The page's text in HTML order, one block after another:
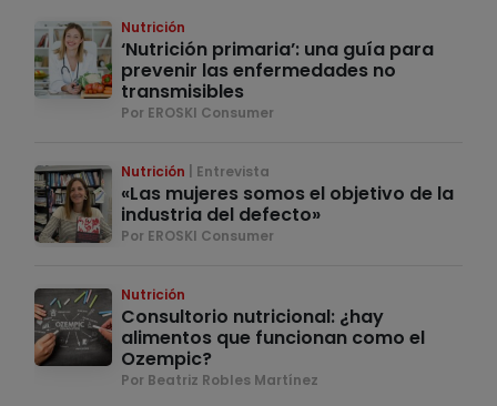
Nutrición
‘Nutrición primaria’: una guía para
prevenir las enfermedades no
transmisibles
Por EROSKI Consumer
Nutrición Entrevista
«Las mujeres somos el objetivo de la
industria del defecto»
Por EROSKI Consumer
Nutrición
Consultorio nutricional: ¿hay
alimentos que funcionan como el
Ozempic?
Por Beatriz Robles Martínez